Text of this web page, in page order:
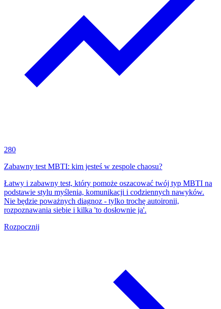
280
Zabawny test MBTI: kim jesteś w zespole chaosu?
Łatwy i zabawny test, który pomoże oszacować twój typ MBTI na
podstawie stylu myślenia, komunikacji i codziennych nawyków.
Nie będzie poważnych diagnoz - tylko trochę autoironii,
rozpoznawania siebie i kilka 'to dosłownie ja'.
Rozpocznij